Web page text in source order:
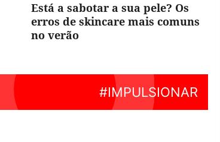
Está a sabotar a sua pele? Os
erros de skincare mais comuns
no verão